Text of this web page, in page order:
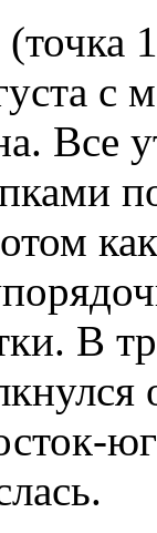
с
Все
В